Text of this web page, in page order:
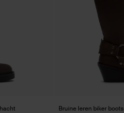
Bruine leren biker boots